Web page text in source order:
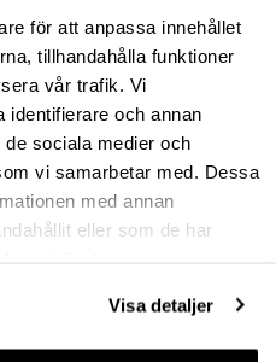
för att anpassa innehållet
tillhandahålla funktioner
vår trafik. Vi
identifierare och annan
sociala medier och
vi samarbetar med. Dessa
med annan
eller som de har
Visa detaljer
Beställningsvara
Slut i lager
Slut i lager
Slut i lager